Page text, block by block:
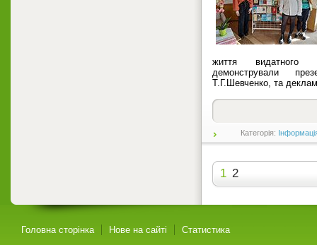
життя видатного
демонстрували
Т.Г.Шевченко, та
Категорія:
1 2
Головна сторінка Нове на сайті Статистика